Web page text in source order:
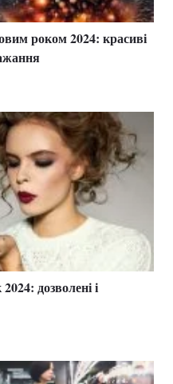
роком 2024: красиві
дозволені і